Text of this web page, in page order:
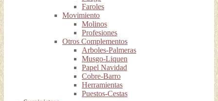
Faroles
Movimiento
Molinos
Profesiones
Otros Complementos
Arboles-Palmeras
Musgo-Liquen
Papel Navidad
Cobre-Barro
Herramientas
Puestos-Cestas